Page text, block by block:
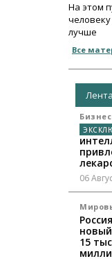
На этом
лучше
Все
Бизнес
06
15